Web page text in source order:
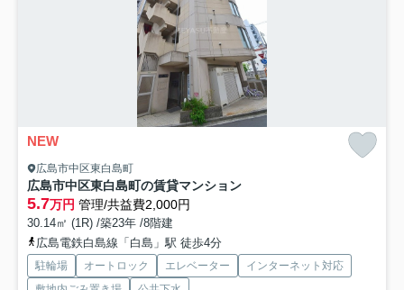
NEW
広島市中区東白島町
広島市中区東白島町の賃貸マンション
5.7万円 管理/共益費2,000円
30.14㎡ (1R) /築23年 /8階建
広島電鉄白島線「白島」駅 徒歩4分
駐輪場 オートロック エレベーター
インターネット対応